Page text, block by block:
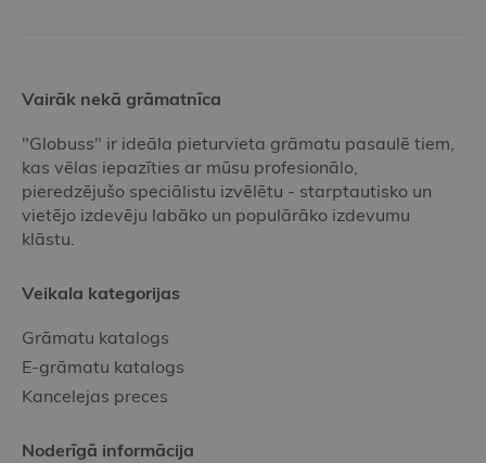
Vairāk nekā grāmatnīca
"Globuss" ir ideāla pieturvieta grāmatu pasaulē tiem,
kas vēlas iepazīties ar mūsu profesionālo,
pieredzējušo speciālistu izvēlētu - starptautisko un
vietējo izdevēju labāko un populārāko izdevumu
klāstu.
Veikala kategorijas
Grāmatu katalogs
E-grāmatu katalogs
Kancelejas preces
Noderīgā informācija